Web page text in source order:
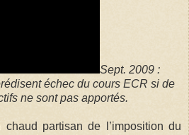
Sept. 2009 :
échec du cours ECR si de
ne sont pas apportés.
partisan de l’imposition du